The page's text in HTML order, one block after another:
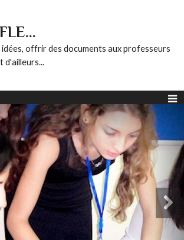
offrir des documents aux professeurs
d'ailleurs...